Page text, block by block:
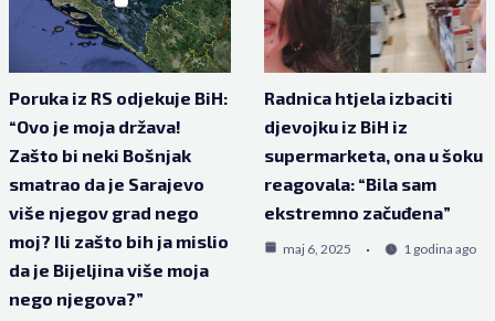
Poruka iz RS odjekuje BiH:
“Ovo je moja država!
Zašto bi neki Bošnjak
smatrao da je Sarajevo
više njegov grad nego
moj? Ili zašto bih ja mislio
da je Bijeljina više moja
nego njegova?”
Radnica htjela izbaciti
djevojku iz BiH iz
supermarketa, ona u šoku
reagovala: “Bila sam
ekstremno začuđena”
maj 6, 2025 1 godina ago